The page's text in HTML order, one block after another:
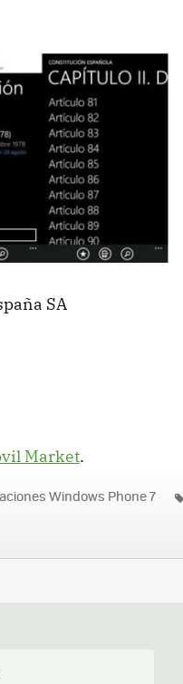
SA
Market.
Windows Phone 7